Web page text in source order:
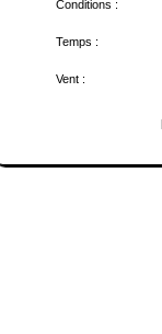
Conditions :
Temps :
Vent :